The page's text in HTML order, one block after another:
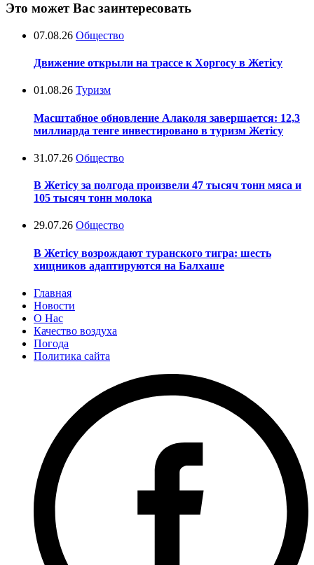
Это может Вас заинтересовать
07.08.26 Общество
Движение открыли на трассе к Хоргосу в Жетісу
01.08.26 Туризм
Масштабное обновление Алаколя завершается: 12,3
миллиарда тенге инвестировано в туризм Жетісу
31.07.26 Общество
В Жетісу за полгода произвели 47 тысяч тонн мяса и
105 тысяч тонн молока
29.07.26 Общество
В Жетісу возрождают туранского тигра: шесть
хищников адаптируются на Балхаше
Главная
Новости
О Нас
Качество воздуха
Погода
Политика сайта